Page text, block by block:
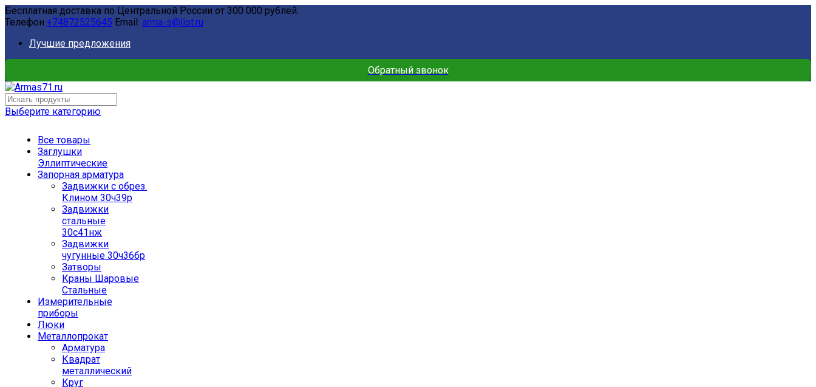
Бесплатная доставка по Центральной России от 300 000 рублей.
Телефон +74872525645 Email: arma-s@list.ru
Лучшие предложения
Обратный звонок
Выберите категорию
Все товары
Заглушки
Эллиптические
Запорная арматура
Задвижки с обрез.
Клином 30ч39р
Задвижки
стальные
30с41нж
Задвижки
чугунные 30ч36бр
Затворы
Краны Шаровые
Стальные
Измерительные
приборы
Люки
Металлопрокат
Арматура
Квадрат
металлический
Круг